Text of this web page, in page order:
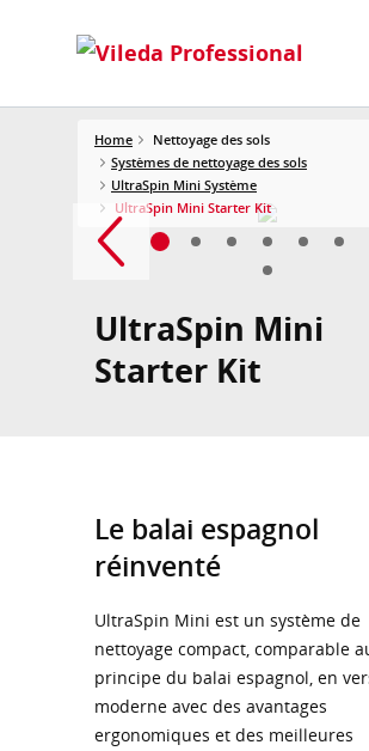
Home
Nettoyage des sols
Systèmes de nettoyage des sols
UltraSpin Mini Système
UltraSpin Mini Starter Kit
UltraSpin Mini
Starter Kit
Le balai espagnol
réinventé
UltraSpin Mini est un système de
nettoyage compact, comparable
principe du balai espagnol, en
moderne avec des avantages
ergonomiques et des meilleures